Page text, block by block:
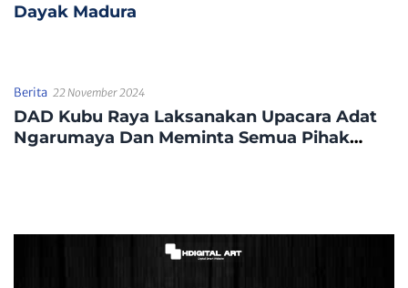
Dayak Madura
Berita 22 November 2024
DAD Kubu Raya Laksanakan Upacara Adat
Ngarumaya Dan Meminta Semua Pihak